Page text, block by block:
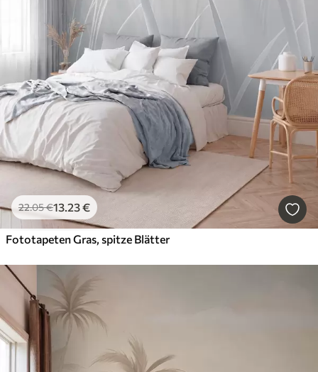
22.05€13.23€
Fototapeten Gras, spitze Blätter